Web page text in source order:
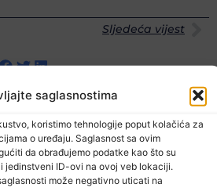
saglasnostima
koristimo tehnologije poput kolačića za
o uređaju. Saglasnost sa ovim
da obrađujemo podatke kao što su
jedinstveni ID-ovi na ovoj veb lokaciji.
može negativno uticati na
Sljedeća vijest
novosti